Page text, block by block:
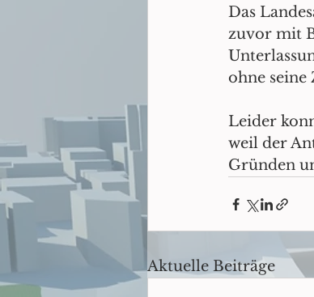
Das
zuvor mit
ohne
Leider
weil der
Gründen
Aktuelle Beiträge